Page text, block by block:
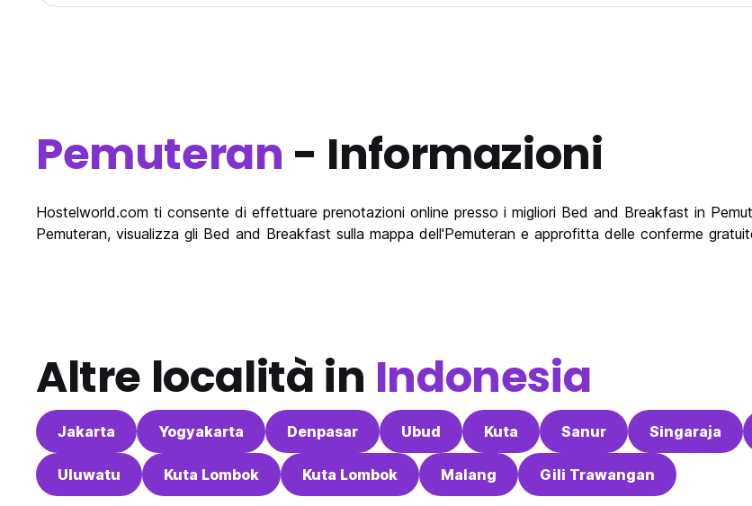
Pemuteran - Informazioni
Hostelworld.com ti consente di effettuare prenotazioni online presso i migliori Bed and Breakfast in
Pemuteran, visualizza gli Bed and Breakfast sulla mappa dell'Pemuteran e approfitta delle conferme
Altre località in Indonesia
Jakarta Yogyakarta Denpasar Ubud Kuta Sanur Singaraja
Uluwatu Kuta Lombok Kuta Lombok Malang Gili Trawangan